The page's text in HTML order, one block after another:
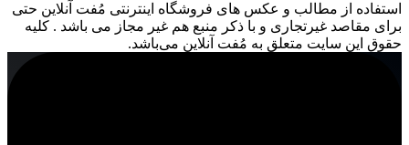
استفاده از مطالب و عکس های فروشگاه اینترنتی مُفت آنلاین حتی
برای مقاصد غیرتجاری و با ذکر منبع هم غیر مجاز می باشد . کلیه
حقوق این سایت متعلق به مُفت آنلاین می‌باشد.